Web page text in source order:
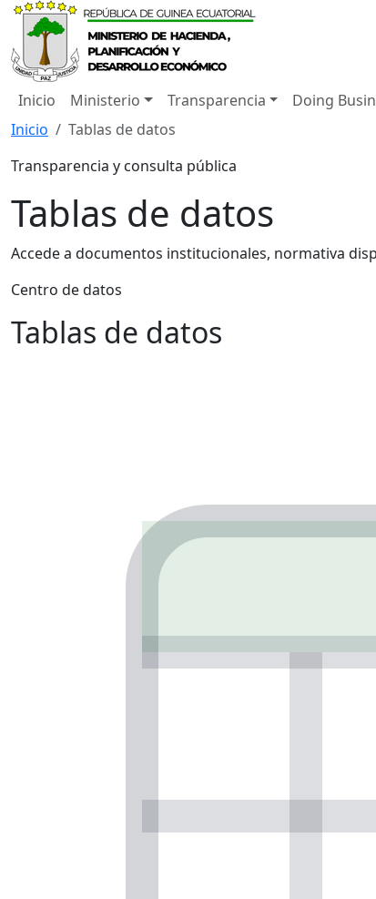
Inicio Ministerio Transparencia Doing
Inicio
Tablas de datos
Transparencia y consulta pública
Tablas de datos
Accede a documentos institucionales, normativa
Centro de datos
Tablas de datos